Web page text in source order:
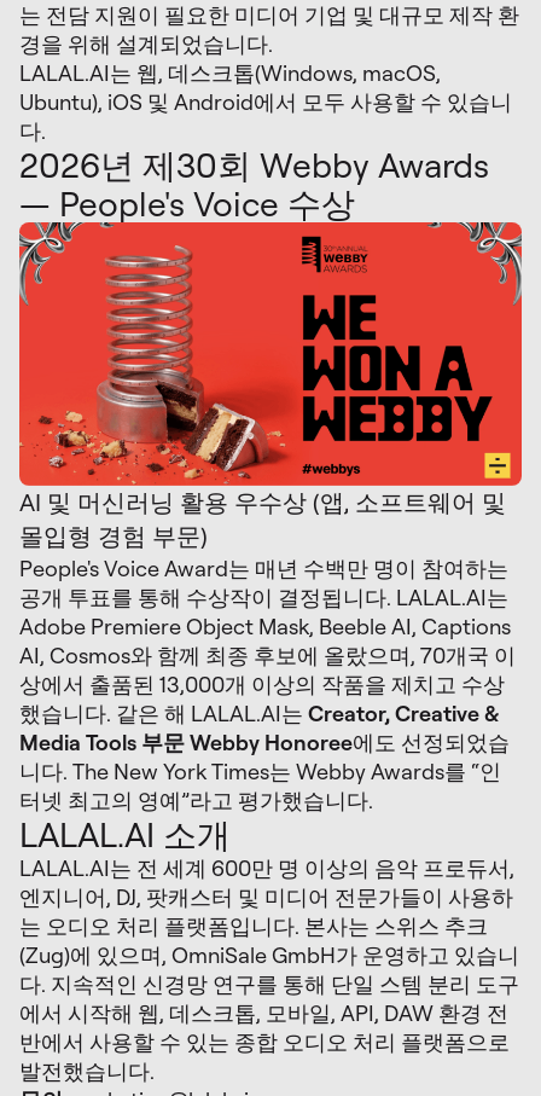
는 전담 지원이 필요한 미디어 기업 및 대규모 제작 환
경을 위해 설계되었습니다.
LALAL.AI는 웹, 데스크톱(Windows, macOS,
Ubuntu), iOS 및 Android에서 모두 사용할 수 있습니
다.
2026년 제30회 Webby Awards
— People's Voice 수상
AI 및 머신러닝 활용 우수상 (앱, 소프트웨어 및
몰입형 경험 부문)
People's Voice Award는 매년 수백만 명이 참여하는
공개 투표를 통해 수상작이 결정됩니다. LALAL.AI는
Adobe Premiere Object Mask, Beeble AI, Captions
AI, Cosmos와 함께 최종 후보에 올랐으며, 70개국 이
상에서 출품된 13,000개 이상의 작품을 제치고 수상
했습니다. 같은 해 LALAL.AI는 Creator, Creative &
Media Tools 부문 Webby Honoree에도 선정되었습
니다. The New York Times는 Webby Awards를 “인
터넷 최고의 영예”라고 평가했습니다.
LALAL.AI 소개
LALAL.AI는 전 세계 600만 명 이상의 음악 프로듀서,
엔지니어, DJ, 팟캐스터 및 미디어 전문가들이 사용하
는 오디오 처리 플랫폼입니다. 본사는 스위스 추크
(Zug)에 있으며, OmniSale GmbH가 운영하고 있습니
다. 지속적인 신경망 연구를 통해 단일 스템 분리 도구
에서 시작해 웹, 데스크톱, 모바일, API, DAW 환경 전
반에서 사용할 수 있는 종합 오디오 처리 플랫폼으로
발전했습니다.